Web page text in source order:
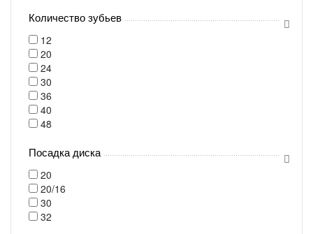
Количество зубьев
12
20
24
30
36
40
48
Посадка диска
20
20/16
30
32